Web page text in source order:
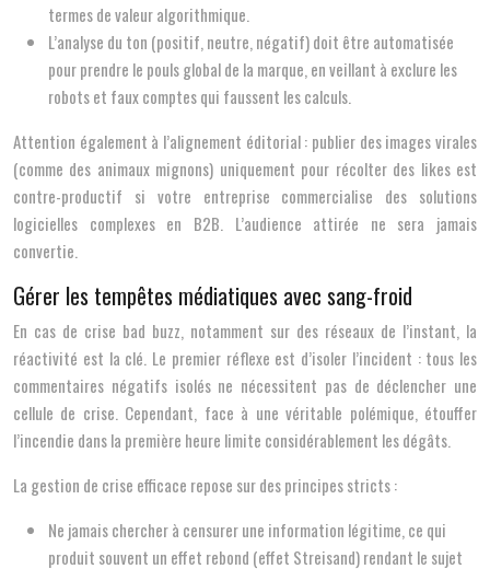
termes de valeur algorithmique.
L’analyse du ton (positif, neutre, négatif) doit être automatisée
pour prendre le pouls global de la marque, en veillant à exclure les
robots et faux comptes qui faussent les calculs.
Attention également à l’alignement éditorial : publier des images virales
(comme des animaux mignons) uniquement pour récolter des likes est
contre-productif si votre entreprise commercialise des solutions
logicielles complexes en B2B. L’audience attirée ne sera jamais
convertie.
Gérer les tempêtes médiatiques avec sang-froid
En cas de crise bad buzz, notamment sur des réseaux de l’instant, la
réactivité est la clé. Le premier réflexe est d’isoler l’incident : tous les
commentaires négatifs isolés ne nécessitent pas de déclencher une
cellule de crise. Cependant, face à une véritable polémique, étouffer
l’incendie dans la première heure limite considérablement les dégâts.
La gestion de crise efficace repose sur des principes stricts :
Ne jamais chercher à censurer une information légitime, ce qui
produit souvent un effet rebond (effet Streisand) rendant le sujet